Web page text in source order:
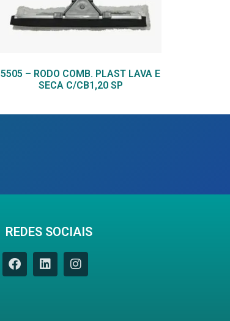
5505 – RODO COMB. PLAST LAVA E
SECA C/CB1,20 SP
REDES SOCIAIS